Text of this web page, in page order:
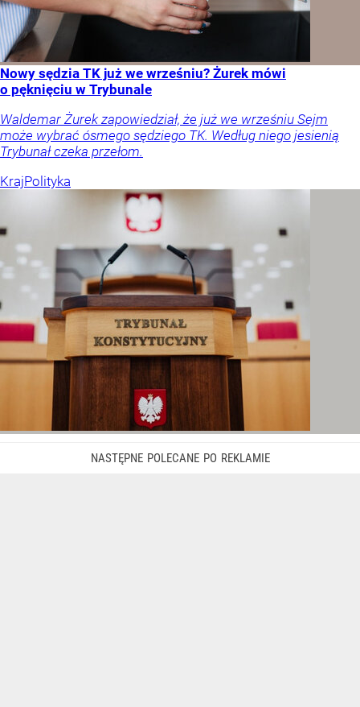
Nowy sędzia TK już we wrześniu? Żurek mówi
o pęknięciu w Trybunale
Waldemar Żurek zapowiedział, że już we wrześniu Sejm
może wybrać ósmego sędziego TK. Według niego jesienią
Trybunał czeka przełom.
KrajPolityka